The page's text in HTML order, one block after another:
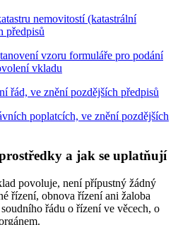
nemovitostí (katastrální
předpisů
vzoru formuláře pro podání
vkladu
řád, ve znění pozdějších předpisů
poplatcích, ve znění pozdějších
a jak se uplatňují
povoluje, není přípustný žádný
řízení, obnova řízení ani žaloba
řádu o řízení ve věcech, o